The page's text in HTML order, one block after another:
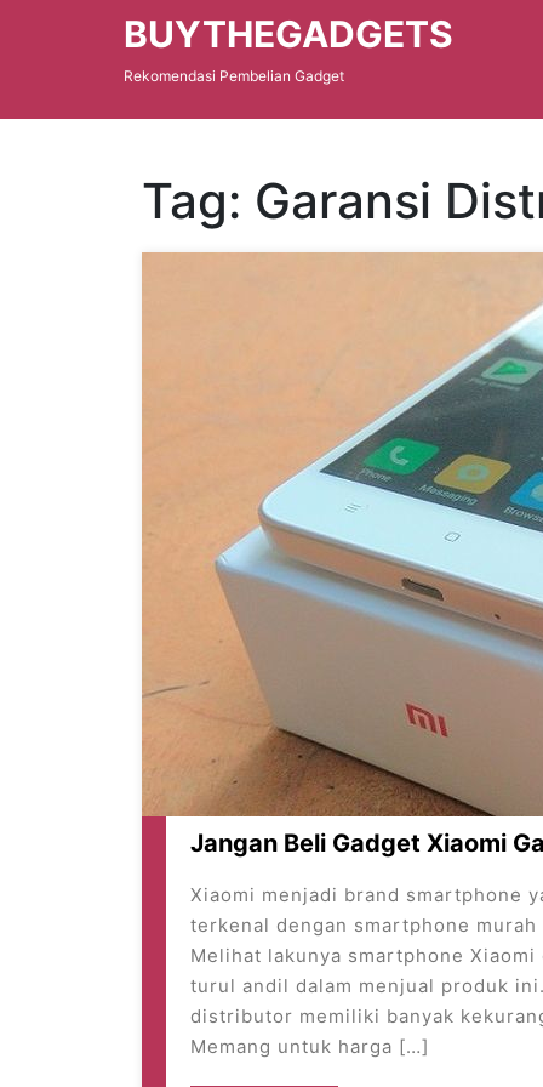
BUYTHEGADGETS
Rekomendasi Pembelian Gadget
Tag: Garansi
Jangan Beli Gadget Xiaomi
Xiaomi menjadi brand smartphone
terkenal dengan smartphone
Melihat lakunya smartphone
turul andil dalam menjual produk
distributor memiliki banyak
Memang untuk harga […]